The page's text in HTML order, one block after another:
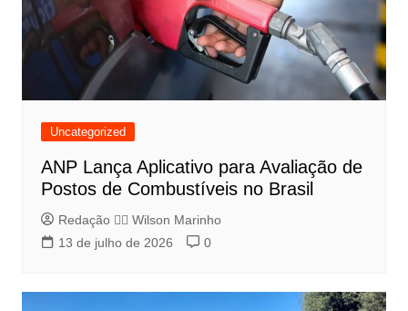
Uncategorized
ANP Lança Aplicativo para Avaliação de
Postos de Combustíveis no Brasil
Redação 👨‍⚖️​ Wilson Marinho
13 de julho de 2026
0